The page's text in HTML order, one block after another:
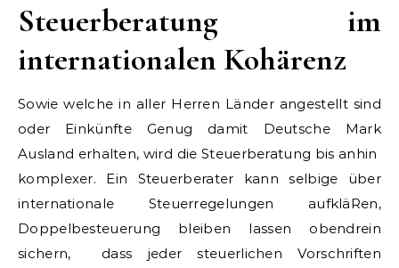
Steuerberatung im
internationalen Kohärenz
Sowie welche in aller Herren Länder angestellt sind
oder Einkünfte Genug damit Deutsche Mark
Ausland erhalten, wird die Steuerberatung bis anhin
komplexer. Ein Steuerberater kann selbige über
internationale Steuerregelungen aufkläRen,
Doppelbesteuerung bleiben lassen obendrein
sichern, dass jeder steuerlichen Vorschriften